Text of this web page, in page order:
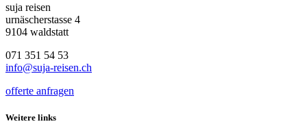
suja reisen
urnäscherstasse 4
9104 waldstatt
071 351 54 53
info@suja-reisen.ch
offerte anfragen
Weitere links